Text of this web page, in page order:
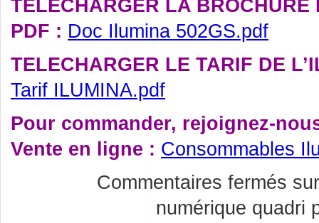
TELECHARGER LA BROCHURE
PDF : Doc Ilumina 502GS.pdf
TELECHARGER LE TARIF DE
Tarif ILUMINA.pdf
Pour commander, rejoignez-
Vente en ligne : Consommables
Commentaires fermés
numérique quadri